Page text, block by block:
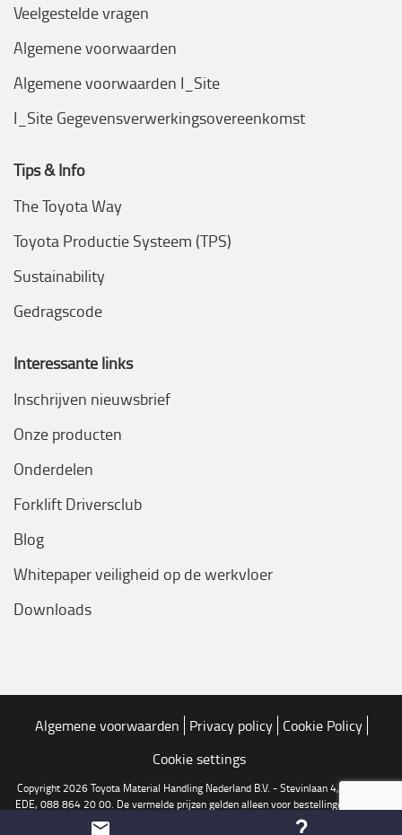
Veelgestelde vragen
Algemene voorwaarden
Algemene voorwaarden I_Site
I_Site Gegevensverwerkingsovereenkomst
Tips & Info
The Toyota Way
Toyota Productie Systeem (TPS)
Sustainability
Gedragscode
Interessante links
Inschrijven nieuwsbrief
Onze producten
Onderdelen
Forklift Driversclub
Blog
Whitepaper veiligheid op de werkvloer
Downloads
Algemene voorwaarden Privacy policy Cookie Policy
Cookie settings
Copyright 2026 Toyota Material Handling Nederland B.V. - Stevinlaan 4, 6716 WB
EDE, 088 864 20 00. De vermelde prijzen gelden alleen voor bestellingen via onze
online shop. Druk en zetfouten voorbehouden.